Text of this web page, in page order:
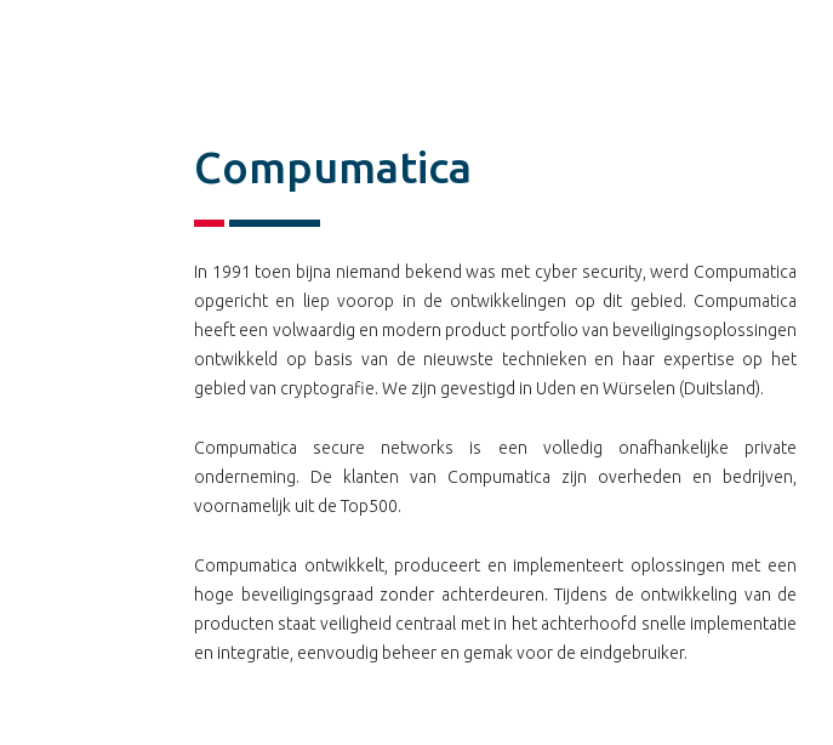
Compumatica
In 1991 toen bijna niemand bekend was met cyber security, werd Compumatica
opgericht en liep voorop in de ontwikkelingen op dit gebied. Compumatica
heeft een volwaardig en modern product portfolio van beveiligingsoplossingen
ontwikkeld op basis van de nieuwste technieken en haar expertise op het
gebied van cryptografie. We zijn gevestigd in Uden en Würselen (Duitsland).
Compumatica secure networks is een volledig onafhankelijke private
onderneming. De klanten van Compumatica zijn overheden en bedrijven,
voornamelijk uit de Top500.
Compumatica ontwikkelt, produceert en implementeert oplossingen met een
hoge beveiligingsgraad zonder achterdeuren. Tijdens de ontwikkeling van de
producten staat veiligheid centraal met in het achterhoofd snelle implementatie
en integratie, eenvoudig beheer en gemak voor de eindgebruiker.